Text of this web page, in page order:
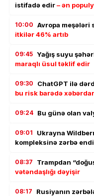
istifadə edir– ən
10:00 Avropa meşələri
itkilər 46% artıb
09:45 Yağış suyu
maraqlı üsul təklif edir
09:30 ChatGPT ilə
bu risk barədə
09:24 Bu günə olan
09:01
Ukrayna
kompleksinə zərbə
08:37 Trampdan
vətəndaşlığı dəyişir
08:17
Rusiyanın